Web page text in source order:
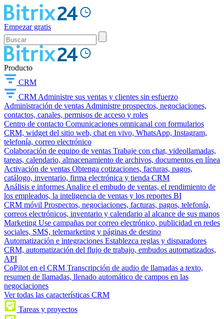
Empezar gratis
Producto
CRM
CRM Administre sus ventas y clientes sin esfuerzo
Administración de ventas Administre prospectos, negociaciones,
contactos, canales, permisos de acceso y roles
Centro de contacto Comunicaciones omnicanal con formularios
CRM, widget del sitio web, chat en vivo, WhatsApp, Instagram,
telefonía, correo electrónico
Colaboración de equipo de ventas Trabaje con chat, videollamadas,
tareas, calendario, almacenamiento de archivos, documentos en línea
Activación de ventas Obtenga cotizaciones, facturas, pagos,
catálogo, inventario, firma electrónica y tienda CRM
Análisis e informes Analice el embudo de ventas, el rendimiento de
los empleados, la inteligencia de ventas y los reportes BI
CRM móvil Prospectos, negociaciones, facturas, pagos, telefonía,
correos electrónicos, inventario y calendario al alcance de sus manos
Marketing Use campañas por correo electrónico, publicidad en redes
sociales, SMS, telemarketing y páginas de destino
Automatización e integraciones Establezca reglas y disparadores
CRM, automatización del flujo de trabajo, embudos automatizados,
API
CoPilot en el CRM Transcripción de audio de llamadas a texto,
resumen de llamadas, llenado automático de campos en las
negociaciones
Ver todas las características CRM
Tareas y proyectos